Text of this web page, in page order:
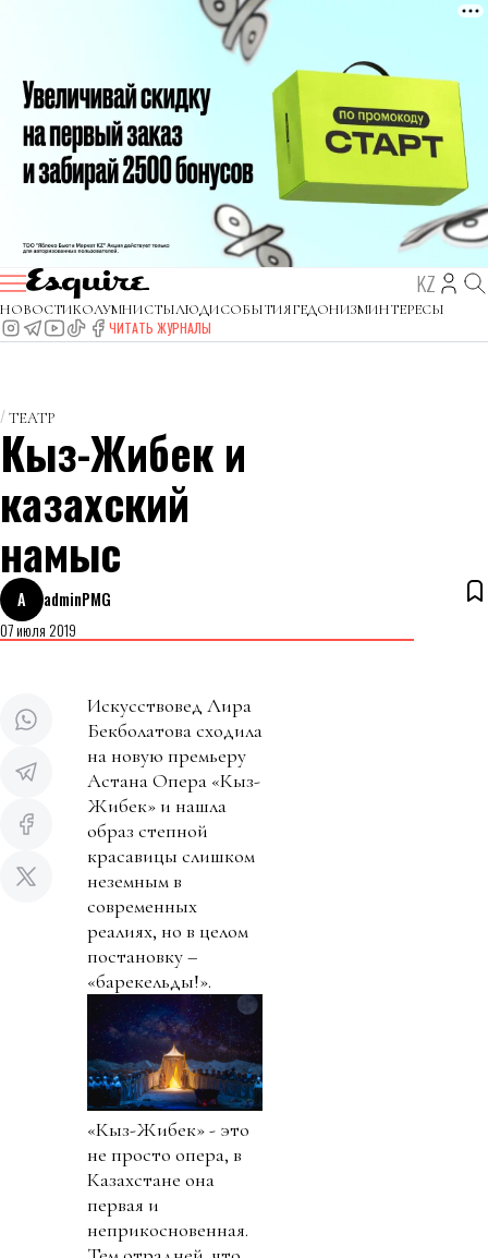
KZ
НОВОСТИКОЛУМНИСТЫЛЮДИСОБЫТИЯГЕДОНИЗМИНТЕРЕСЫ
ЧИТАТЬ ЖУРНАЛЫ
ТЕАТР
Кыз-Жибек и
казахский
намыс
A
adminPMG
07 июля 2019
Искусствовед Лира
Бекболатова сходила
на новую премьеру
Астана Опера «Кыз-
Жибек» и нашла
образ степной
красавицы слишком
неземным в
современных
реалиях, но в целом
постановку –
«барекельды!».
«Кыз-Жибек» - это
не просто опера, в
Казахстане она
первая и
неприкосновенная.